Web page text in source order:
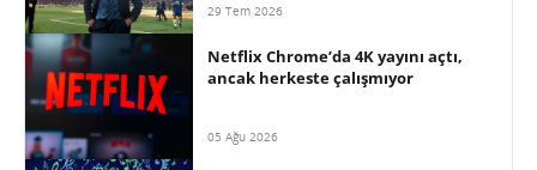
29 Tem 2026
Netflix Chrome’da 4K yayını açtı,
ancak herkeste çalışmıyor
05 Ağu 2026